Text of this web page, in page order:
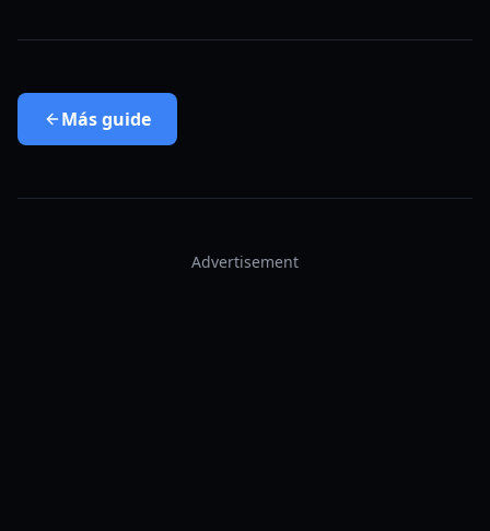
Másguide
Advertisement